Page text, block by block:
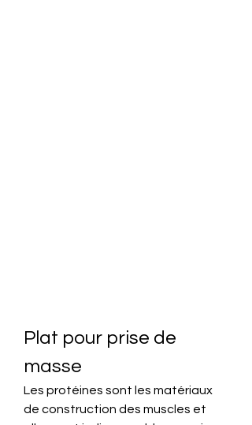
Plat pour prise de
masse
Les protéines sont les matériaux
de construction des muscles et